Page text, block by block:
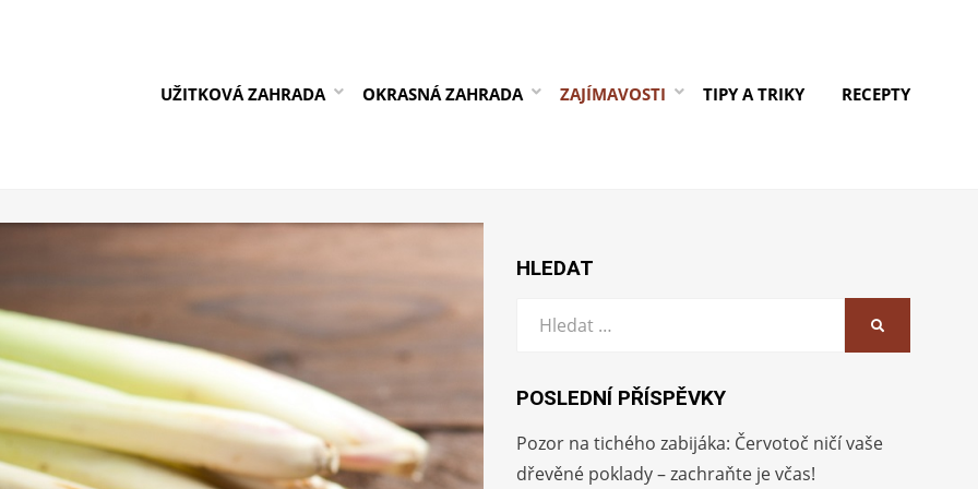
UŽITKOVÁ ZAHRADA OKRASNÁ ZAHRADA ZAJÍMAVOSTI TIPY A TRIKY RECEPTY
HLEDAT
Vyhledat:
POSLEDNÍ PŘÍSPĚVKY
Pozor na tichého zabijáka: Červotoč ničí vaše
dřevěné poklady – zachraňte je včas!